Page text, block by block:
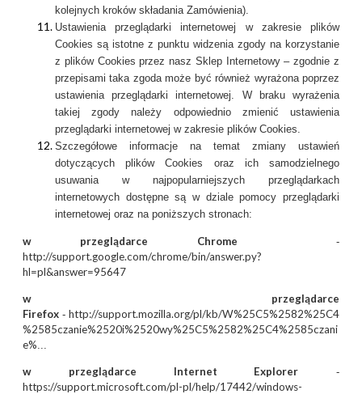
kolejnych kroków składania Zamówienia).
Ustawienia przeglądarki internetowej w zakresie plików
Cookies są istotne z punktu widzenia zgody na korzystanie
z plików Cookies przez nasz Sklep Internetowy – zgodnie z
przepisami taka zgoda może być również wyrażona poprzez
ustawienia przeglądarki internetowej. W braku wyrażenia
takiej zgody należy odpowiednio zmienić ustawienia
przeglądarki internetowej w zakresie plików Cookies.
Szczegółowe informacje na temat zmiany ustawień
dotyczących plików Cookies oraz ich samodzielnego
usuwania w najpopularniejszych przeglądarkach
internetowych dostępne są w dziale pomocy przeglądarki
internetowej oraz na poniższych stronach:
w przeglądarce Chrome -
http://support.google.com/chrome/bin/answer.py?
hl=pl&answer=95647
w przeglądarce
Firefox - http://support.mozilla.org/pl/kb/W%25C5%2582%25C4
%2585czanie%2520i%2520wy%25C5%2582%25C4%2585czani
e%
w przeglądarce Internet Explorer -
https://support.microsoft.com/pl-pl/help/17442/windows-